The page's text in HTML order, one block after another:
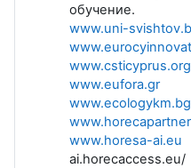
обучение.
www.uni-
www.csticyprus.org
www.eufora.gr
www.ecologykm.bg
www.horesa-ai.eu
ai.horecaccess.eu/